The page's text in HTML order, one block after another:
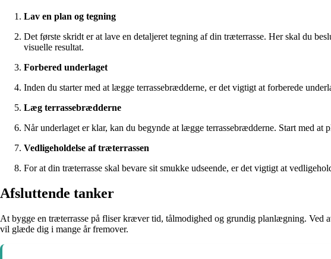
Lav en plan og tegning
Det første skridt er at lave en detaljeret tegning af din træterrasse. Her skal du
visuelle resultat.
Forbered underlaget
Inden du starter med at lægge terrassebrædderne, er det vigtigt at forberede
Læg terrassebrædderne
Når underlaget er klar, kan du begynde at lægge terrassebrædderne. Start med
Vedligeholdelse af træterrassen
For at din træterrasse skal bevare sit smukke udseende, er det vigtigt at
Afsluttende tanker
At bygge en træterrasse på fliser kræver tid, tålmodighed og grundig planlægning. Ved
vil glæde dig i mange år fremover.